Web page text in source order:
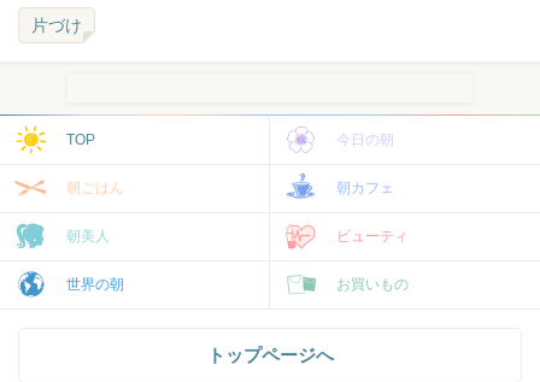
片づけ
TOP 今日の朝
朝ごはん 朝カフェ
朝美人 ビューティ
世界の朝 お買いもの
トップページへ